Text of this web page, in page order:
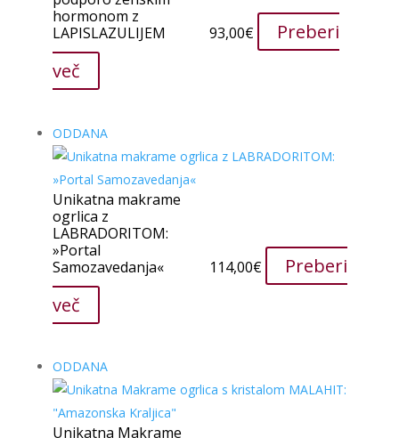
hormonom z
LAPISLAZULIJEM
93,00€
Preberi
več
ODDANA
Unikatna makrame
ogrlica z
LABRADORITOM:
»Portal
Samozavedanja«
114,00€
Preberi
več
ODDANA
Unikatna Makrame